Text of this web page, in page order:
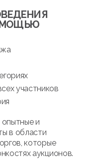
участников
и
в области
которые
аукционов.